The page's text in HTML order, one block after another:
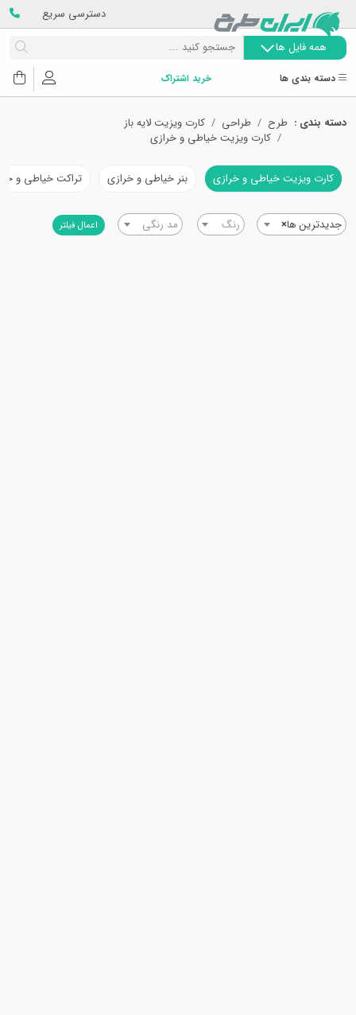
دسترسی سریع
همه فایل ها
دسته بندی ها خرید اشتراک
دسته بندی : طرح طراحی
کارت ویزیت لایه باز
کارت ویزیت خیاطی و خرازی
کارت ویزیت خیاطی و خرازی بنر خیاطی و خرازی تراکت خیاطی و
×جدیدترین ها رنگ مد رنگی اعمال فیلتر